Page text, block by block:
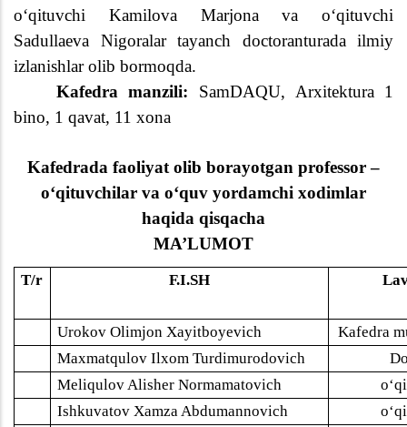
oʻqituvchi Kamilova Marjona va oʻqituvchi
Sadullaeva Nigoralar tayanch doctoranturada ilmiy
izlanishlar olib bormoqda.
Kafedra manzili: SamDAQU, Arxitektura 1
bino, 1 qavat, 11 xona
Kafedrada faoliyat olib borayotgan professor –
o‘qituvchilar va o‘quv yordamchi xodimlar
haqida qisqacha
MA’LUMOT
T/r F.I.SH
Urokov Olimjon Xayitboyevich
Kafedra
Maxmatqulov Ilxom Turdimurodovich
Meliqulov Alisher Normamatovich
Ishkuvatov Xamza Abdumannovich